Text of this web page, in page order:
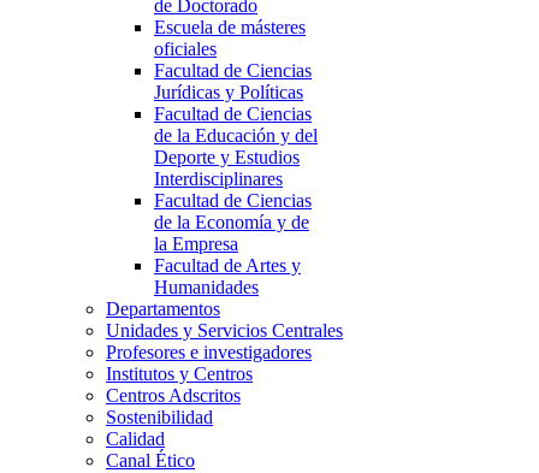
de Doctorado
Escuela de másteres
oficiales
Facultad de Ciencias
Jurídicas y Políticas
Facultad de Ciencias
de la Educación y del
Deporte y Estudios
Interdisciplinares
Facultad de Ciencias
de la Economía y de
la Empresa
Facultad de Artes y
Humanidades
Departamentos
Unidades y Servicios Centrales
Profesores e investigadores
Institutos y Centros
Centros Adscritos
Sostenibilidad
Calidad
Canal Ético